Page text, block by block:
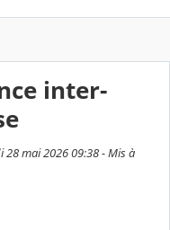
inter-
mai 2026 09:38 - Mis à